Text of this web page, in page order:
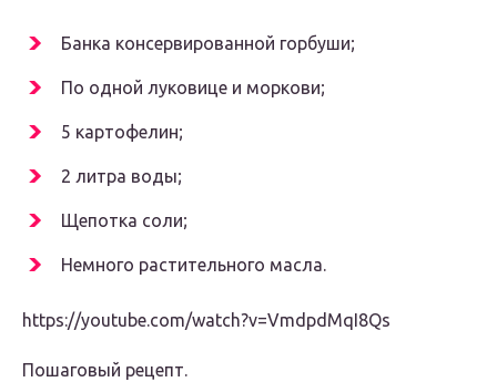
Банка консервированной горбуши;
По одной луковице и моркови;
5 картофелин;
2 литра воды;
Щепотка соли;
Немного растительного масла.
https://youtube.com/watch?v=VmdpdMqI8Qs
Пошаговый рецепт.